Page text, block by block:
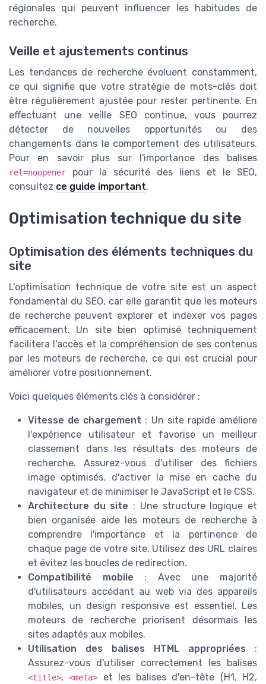
régionales qui peuvent influencer les habitudes de
recherche.
Veille et ajustements continus
Les tendances de recherche évoluent constamment,
ce qui signifie que votre stratégie de mots-clés doit
être régulièrement ajustée pour rester pertinente. En
effectuant une veille SEO continue, vous pourrez
détecter de nouvelles opportunités ou des
changements dans le comportement des utilisateurs.
Pour en savoir plus sur l'importance des balises
rel=noopener pour la sécurité des liens et le SEO,
consultez ce guide important.
Optimisation technique du site
Optimisation des éléments techniques du
site
L'optimisation technique de votre site est un aspect
fondamental du SEO, car elle garantit que les moteurs
de recherche peuvent explorer et indexer vos pages
efficacement. Un site bien optimisé techniquement
facilitera l'accès et la compréhension de ses contenus
par les moteurs de recherche, ce qui est crucial pour
améliorer votre positionnement.
Voici quelques éléments clés à considérer :
Vitesse de chargement : Un site rapide améliore
l'expérience utilisateur et favorise un meilleur
classement dans les résultats des moteurs de
recherche. Assurez-vous d'utiliser des fichiers
image optimisés, d'activer la mise en cache du
navigateur et de minimiser le JavaScript et le CSS.
Architecture du site : Une structure logique et
bien organisée aide les moteurs de recherche à
comprendre l'importance et la pertinence de
chaque page de votre site. Utilisez des URL claires
et évitez les boucles de redirection.
Compatibilité mobile : Avec une majorité
d'utilisateurs accédant au web via des appareils
mobiles, un design responsive est essentiel. Les
moteurs de recherche priorisent désormais les
sites adaptés aux mobiles.
Utilisation des balises HTML appropriées :
Assurez-vous d'utiliser correctement les balises
<title>,<meta>
et les balises d'en-tête (H1, H2,